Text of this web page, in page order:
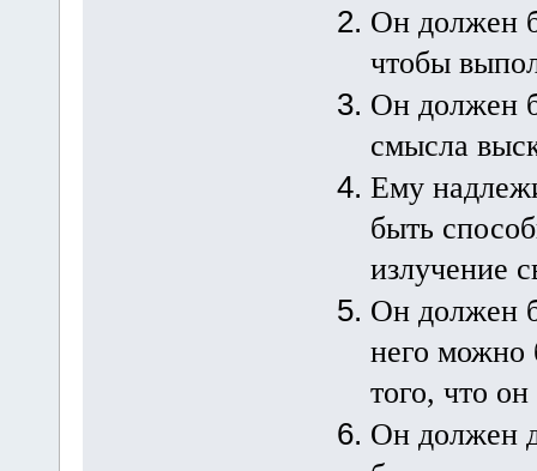
Он должен
чтобы
Он должен
смысла
Ему
быть
излучение
Он должен
него можно
того, что
Он должен